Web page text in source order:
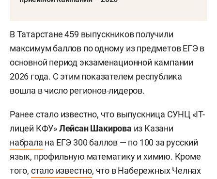
В Татарстане 459 выпускниковполучили
максимум баллов по одному из предметов ЕГЭ в
основной период экзаменационной кампании
2026 года. С этим показателем республика
вошла в число регионов-лидеров.
Ранее стало известно, что выпускница СУНЦ «IT-
лицей КФУ»Лейсан Шакирова из Казани
набрала на ЕГЭ 300 баллов — по 100 за русский
язык, профильную математику и химию. Кроме
того, стало известно, что в Набережных Челнах